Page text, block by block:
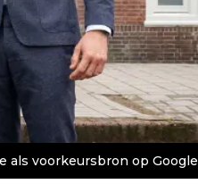
als voorkeursbron op Google